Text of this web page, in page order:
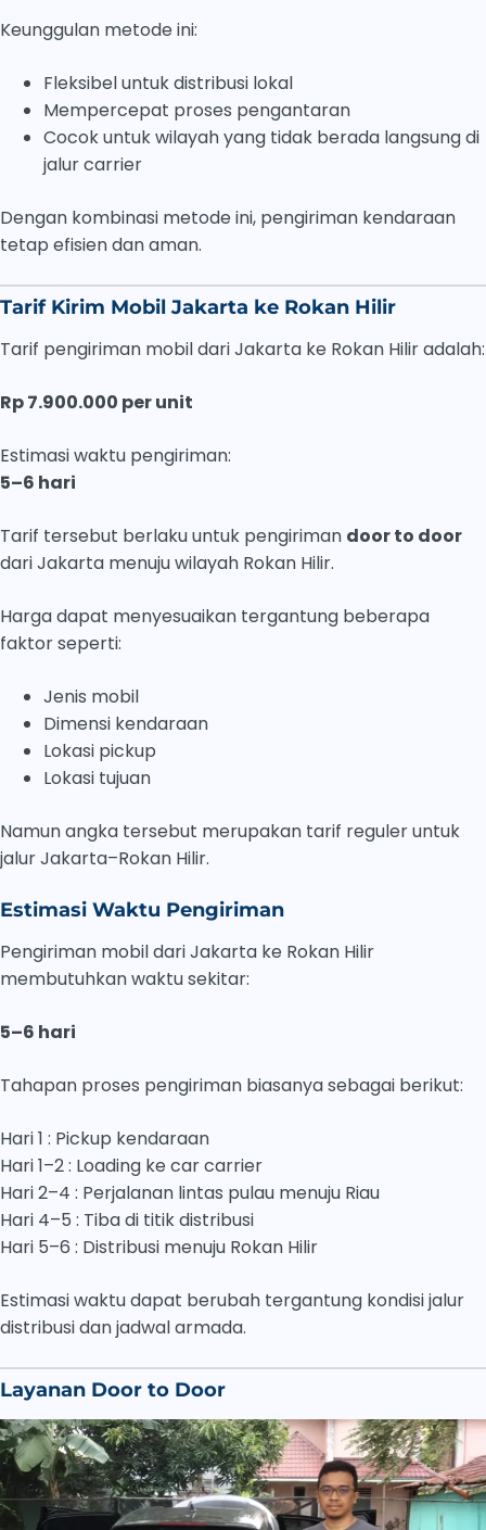
Keunggulan metode ini:
Fleksibel untuk distribusi lokal
Mempercepat proses pengantaran
Cocok untuk wilayah yang tidak berada langsung di
jalur carrier
Dengan kombinasi metode ini, pengiriman kendaraan
tetap efisien dan aman.
Tarif Kirim Mobil Jakarta ke Rokan Hilir
Tarif pengiriman mobil dari Jakarta ke Rokan Hilir adalah:
Rp 7.900.000 per unit
Estimasi waktu pengiriman:
5–6 hari
Tarif tersebut berlaku untuk pengiriman door to door
dari Jakarta menuju wilayah Rokan Hilir.
Harga dapat menyesuaikan tergantung beberapa
faktor seperti:
Jenis mobil
Dimensi kendaraan
Lokasi pickup
Lokasi tujuan
Namun angka tersebut merupakan tarif reguler untuk
jalur Jakarta–Rokan Hilir.
Estimasi Waktu Pengiriman
Pengiriman mobil dari Jakarta ke Rokan Hilir
membutuhkan waktu sekitar:
5–6 hari
Tahapan proses pengiriman biasanya sebagai berikut:
Hari 1 : Pickup kendaraan
Hari 1–2 : Loading ke car carrier
Hari 2–4 : Perjalanan lintas pulau menuju Riau
Hari 4–5 : Tiba di titik distribusi
Hari 5–6 : Distribusi menuju Rokan Hilir
Estimasi waktu dapat berubah tergantung kondisi jalur
distribusi dan jadwal armada.
Layanan Door to Door